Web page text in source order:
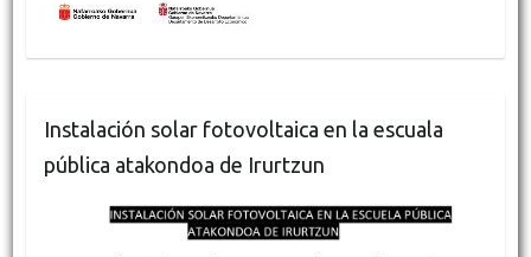
Instalación solar fotovoltaica en la escuala
pública atakondoa de Irurtzun